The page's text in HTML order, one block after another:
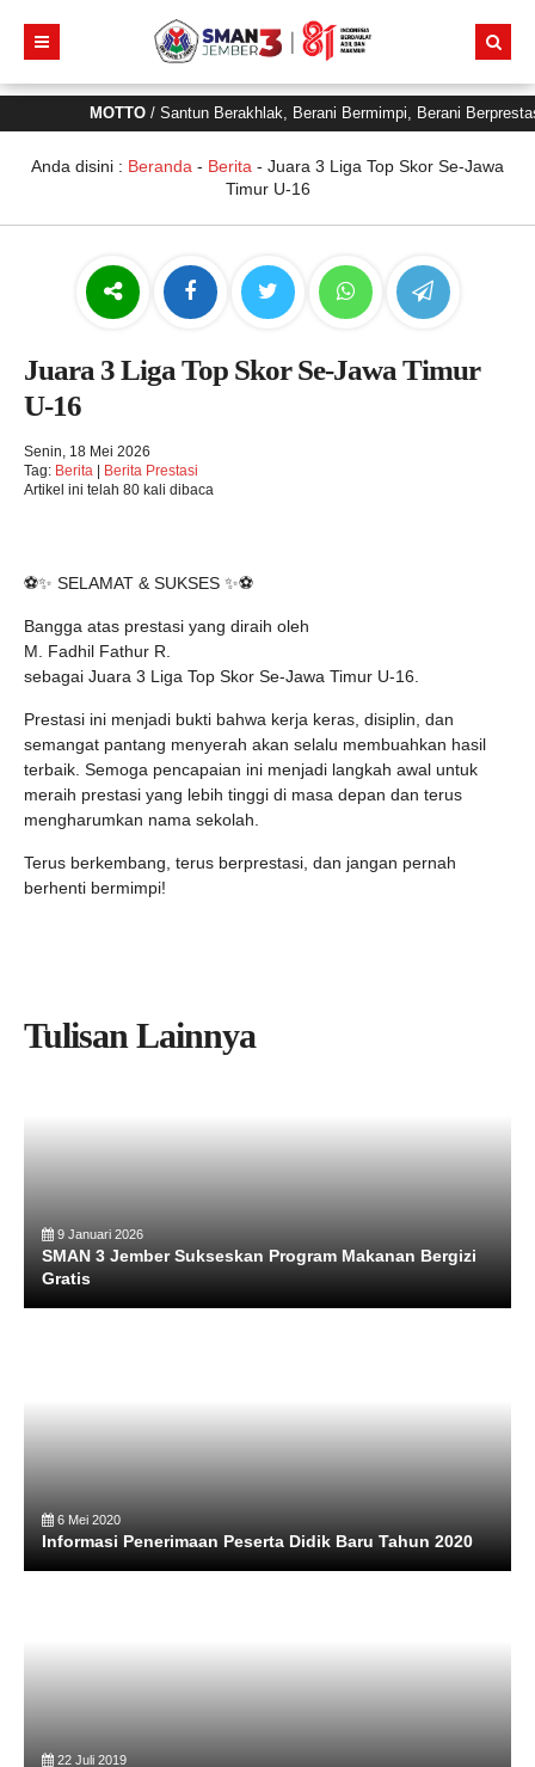
MOTTO/ Santun Berakhlak, Berani Bermimpi, Berani
Anda disini : Beranda - Berita - Juara 3 Liga Top Skor Se-Jawa
Timur U-16
Juara 3 Liga Top Skor Se-Jawa Timur
U-16
Senin, 18 Mei 2026
Tag: Berita
Berita Prestasi
Artikel ini telah 80 kali dibaca
⚽✨ SELAMAT & SUKSES ✨⚽
Bangga atas prestasi yang diraih oleh
M. Fadhil Fathur R.
sebagai Juara 3 Liga Top Skor Se-Jawa Timur U-16.
Prestasi ini menjadi bukti bahwa kerja keras, disiplin, dan
semangat pantang menyerah akan selalu membuahkan hasil
terbaik. Semoga pencapaian ini menjadi langkah awal untuk
meraih prestasi yang lebih tinggi di masa depan dan terus
mengharumkan nama sekolah.
Terus berkembang, terus berprestasi, dan jangan pernah
berhenti bermimpi!
Tulisan Lainnya
9 Januari 2026
SMAN 3 Jember Sukseskan Program Makanan Bergizi
Gratis
6 Mei 2020
Informasi Penerimaan Peserta Didik Baru Tahun 2020
22 Juli 2019